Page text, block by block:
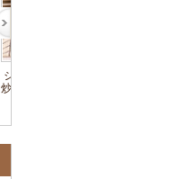
ジャガイモとザーサイの
炒め物～簡単3stepおつま